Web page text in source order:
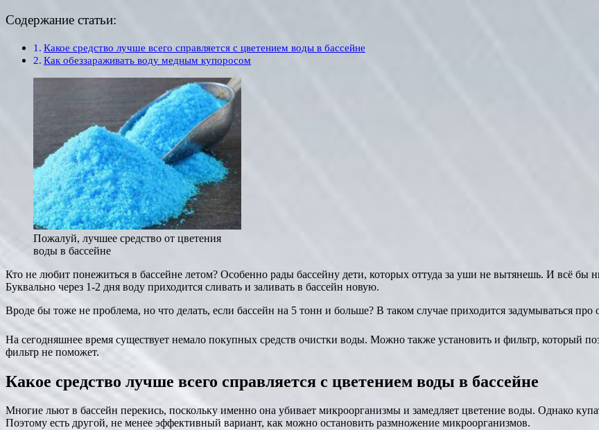
Содержание статьи:
Какое средство лучше всего справляется с цветением воды в бассейне
Как обеззараживать воду медным купоросом
Пожалуй, лучшее средство от цветения
воды в бассейне
Кто не любит понежиться в бассейне летом? Особенно рады бассейну дети, которых оттуда за уши не вытянешь. И всё бы
Буквально через 1-2 дня воду приходится сливать и заливать в бассейн новую.
Вроде бы тоже не проблема, но что делать, если бассейн на 5 тонн и больше? В таком случае приходится задумываться про
На сегодняшнее время существует немало покупных средств очистки воды. Можно также установить и фильтр, который
фильтр не поможет.
Какое средство лучше всего справляется с цветением воды в бассейне
Многие льют в бассейн перекись, поскольку именно она убивает микроорганизмы и замедляет цветение воды. Однако
Поэтому есть другой, не менее эффективный вариант, как можно остановить размножение микроорганизмов.